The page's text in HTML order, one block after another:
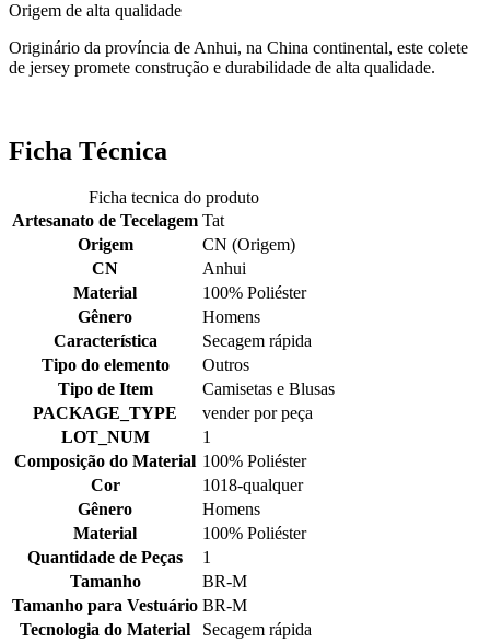
Origem de alta qualidade
Originário da província de Anhui, na China continental, este colete
de jersey promete construção e durabilidade de alta qualidade.
Ficha Técnica
Ficha tecnica do produto
Artesanato de Tecelagem Tat
Origem
CN (Origem)
CN
Anhui
Material
100% Poliéster
Gênero
Homens
Característica
Secagem rápida
Tipo do elemento
Outros
Tipo de Item
Camisetas e Blusas
PACKAGE_TYPE
vender por peça
LOT_NUM
1
Composição do Material 100% Poliéster
Cor
1018-qualquer
Gênero
Homens
Material
100% Poliéster
Quantidade de Peças
1
Tamanho
BR-M
Tamanho para Vestuário BR-M
Tecnologia do Material
Secagem rápida